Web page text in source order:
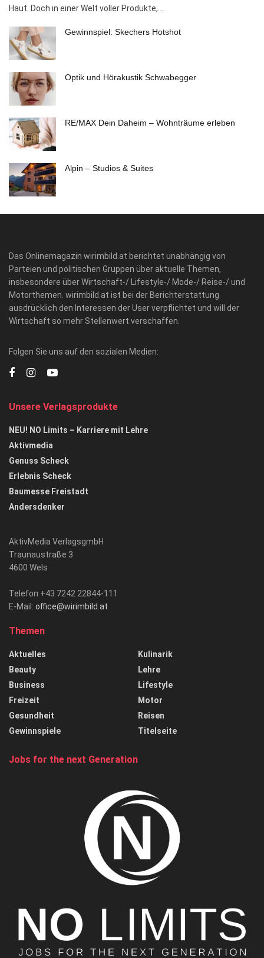
Haut. Doch in einer Welt voller Produkte,...
Gewinnspiel: Skechers Hotshot
Optik und Hörakustik Schwabegger
RE/MAX Dein Daheim – Wohnträume erleben
Alpin – Studios & Suites
Das Onlinemagazin wirimbild.at berichtet unabhängig von
Parteien und politischen Gruppen über aktuelle Themen,
insbesondere über Wirtschaft-/ Lifestyle-/ Mode-/ Reise-/ und
Motorthemen. wirimbild.at ist bei der Berichterstattung
ausdrücklich den Interessen der User verpflichtet und will der
Wirtschaft so mehr Stellenwert verschaffen.
Folgen Sie uns auf den sozialen Medien:
Unsere Verlagsprodukte
NEU! NO Limits – Karriere mit Lehre
Aktivmedia
Genuss Scheck
Erlebnis Scheck
Baumesse Freistadt
Andersdenker
AktivMedia VerlagsgmbH
Traunaustraße 3
4600 Wels
Telefon +43 7242 22844-111
E-Mail: office@wirimbild.at
Themen
Aktuelles
Beauty
Business
Freizeit
Gesundheit
Gewinnspiele
Kulinarik
Lehre
Lifestyle
Motor
Reisen
Titelseite
Jobs for the next Generation